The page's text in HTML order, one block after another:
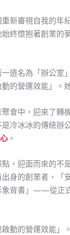
新審視自我的
終懷抱著創業
道名為「辦公
的營運效能」。
會中，迎來了
冷冰冰的傳統
。
，迎面而來的
身的創業者，
背書」——從正
動的營運效能